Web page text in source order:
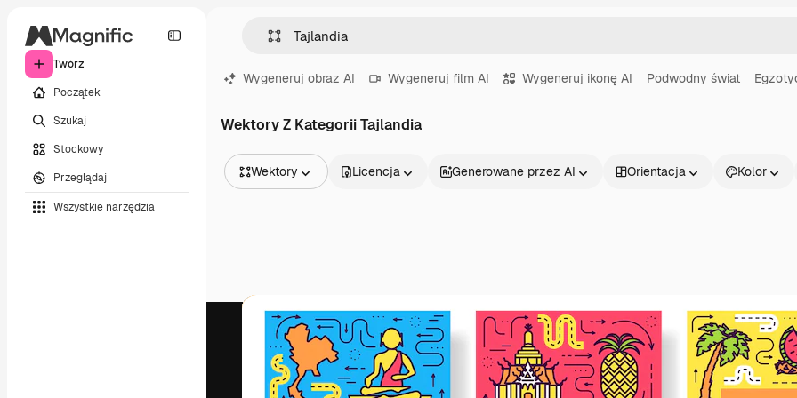
Twórz
Początek
Szukaj
Stockowy
Przeglądaj
Wszystkie narzędzia
Wygeneruj obraz AI Wygeneruj film AI Wygeneruj ikonę AI Podwodny świat
Wektory Z Kategorii Tajlandia
Wektory
Filmy
Klipy wideo
Ruchome grafiki
Szablony wideo
Modele 3D
Czcionki
Licencja Generowane przez AI Orientacja Kolor
Produkty Zacznij